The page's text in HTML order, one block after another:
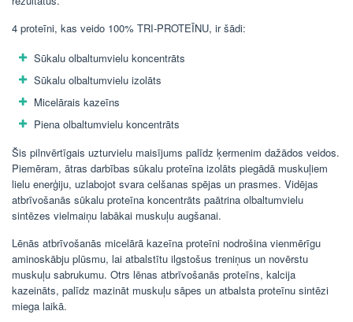
4 proteīni, kas veido 100% TRI-PROTEĪNU, ir šādi:
Sūkalu olbaltumvielu koncentrāts
Sūkalu olbaltumvielu izolāts
Micelārais kazeīns
Piena olbaltumvielu koncentrāts
Šis pilnvērtīgais uzturvielu maisījums palīdz ķermenim dažādos veidos.
Piemēram, ātras darbības sūkalu proteīna izolāts piegādā muskuļiem
lielu enerģiju, uzlabojot svara celšanas spējas un prasmes. Vidējas
atbrīvošanās sūkalu proteīna koncentrāts paātrina olbaltumvielu
sintēzes vielmaiņu labākai muskuļu augšanai.
Lēnās atbrīvošanās micelārā kazeīna proteīni nodrošina vienmērīgu
aminoskābju plūsmu, lai atbalstītu ilgstošus treniņus un novērstu
muskuļu sabrukumu. Otrs lēnas atbrīvošanās proteīns, kalcija
kazeināts, palīdz mazināt muskuļu sāpes un atbalsta proteīnu sintēzi
miega laikā.